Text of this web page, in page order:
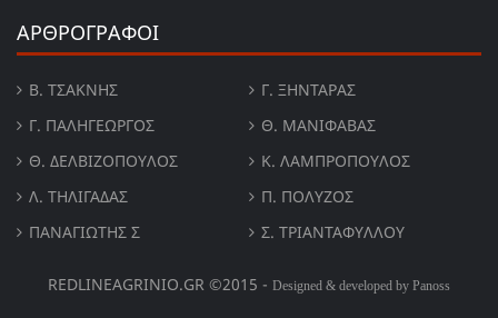
ΑΡΘΡΟΓΡΑΦΟΙ
Β. ΤΣΆΚΝΗΣ
Γ. ΞΗΝΤΆΡΑΣ
Γ. ΠΑΛΗΓΕΏΡΓΟΣ
Θ. ΜΑΝΙΦΑΒΑΣ
Θ. ΔΕΛΒΙΖΌΠΟΥΛΟΣ
Κ. ΛΑΜΠΡΟΠΟΥΛΟΣ
Λ. ΤΗΛΙΓΑΔΑΣ
Π. ΠΟΛΎΖΟΣ
ΠΑΝΑΓΙΏΤΗΣ Σ
Σ. ΤΡΙΑΝΤΑΦΥΛΛΟΥ
REDLINEAGRINIO.GR ©2015 - Designed & developed by Panoss